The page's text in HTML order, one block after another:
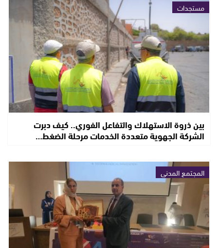
مستجدات
بين ذروة الاستهلاك والتفاعل الفوري.. كيف دبرت
الشركة الجهوية متعددة الخدمات مرحلة الضغط…
المجتمع المدني